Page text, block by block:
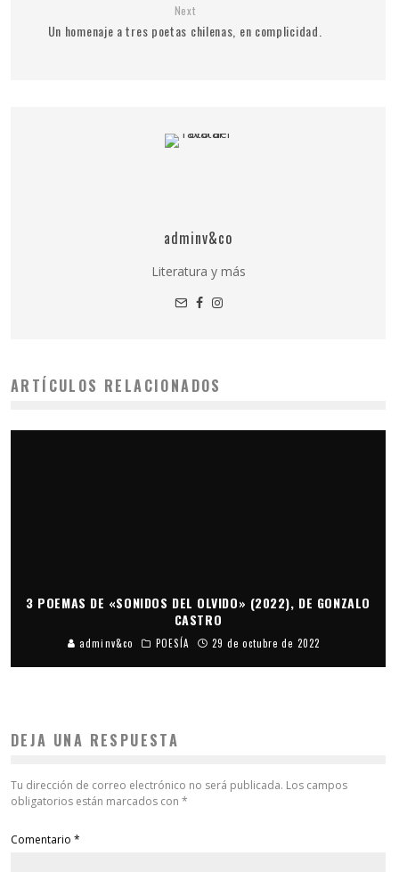
Next
Un homenaje a tres poetas chilenas, en complicidad.
adminv&co
Literatura y más
ARTÍCULOS RELACIONADOS
3 POEMAS DE «SONIDOS DEL OLVIDO» (2022), DE GONZALO
CASTRO
adminv&co POESÍA 29 de octubre de 2022
DEJA UNA RESPUESTA
Tu dirección de correo electrónico no será publicada. Los campos
obligatorios están marcados con *
Comentario *